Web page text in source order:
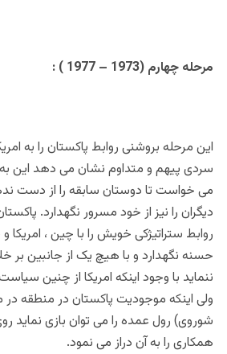
مرحله چهارم (1973 – 1977 ) :
این مرحله بروشنی روابط پاکستان را به
سردی پیهم و متداوم نشان می دهد این
می خواست تا دوستان سابقه را از دست
دیگران را نیز از خود مسرور نگهدارد.
روابط ستراتیژکی خویش را با چین ،
حسنه نگهدارد و با هیچ یک از جانبین بر
ننماید با وجود اینکه امریکا از چنین
ولی اینکه موجودیت پاکستان در منطقه
شوروی) رول عمده را می توان بازی
همکاری را به آن دراز می نمود.